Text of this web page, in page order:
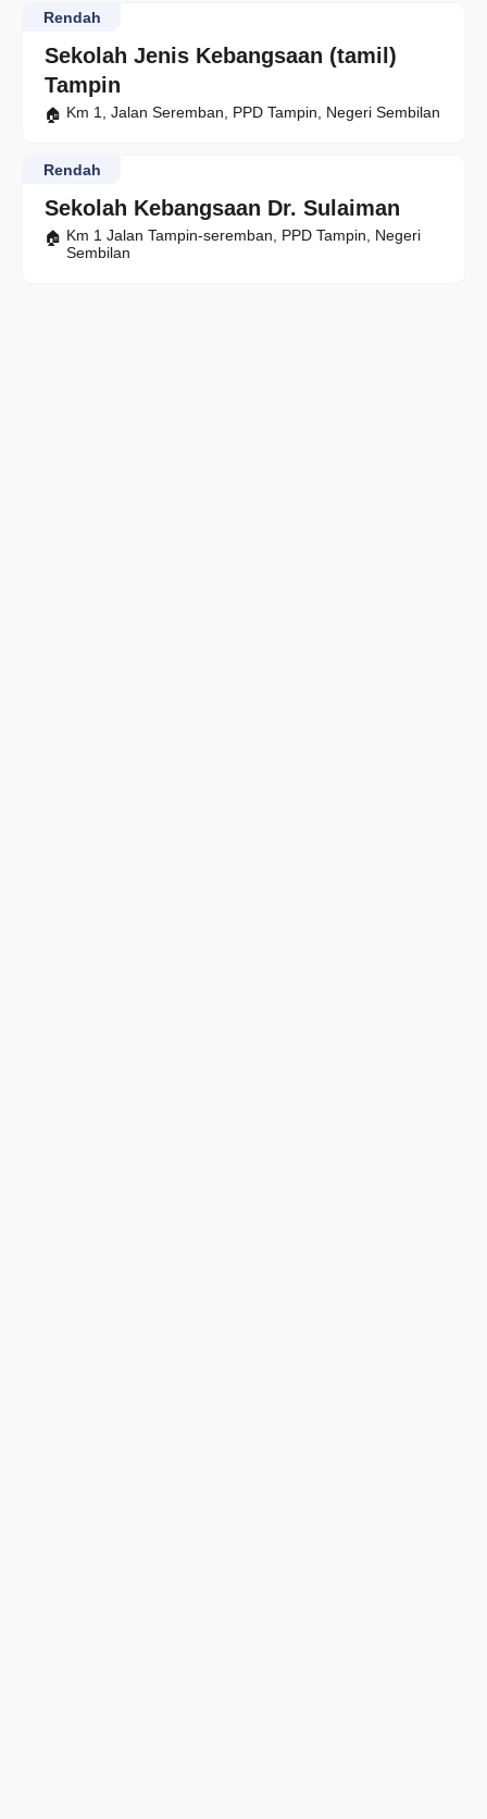
Sekolah Jenis Kebangsaan (tamil)
Tampin
Rendah
Km 1, Jalan Seremban, PPD Tampin, Negeri Sembilan
Sekolah Kebangsaan Dr. Sulaiman
Rendah
Km 1 Jalan Tampin-seremban, PPD Tampin, Negeri
Sembilan